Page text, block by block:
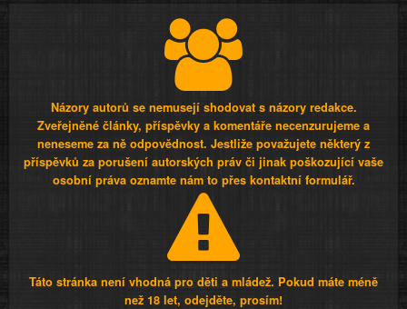
Názory autorů se nemusejí shodovat s názory redakce.
Zveřejněné články, příspěvky a komentáře necenzurujeme a
neneseme za ně odpovědnost. Jestliže považujete některý z
příspěvků za porušení autorských práv či jinak poškozující vaše
osobní práva oznamte nám to přes kontaktní formulář.
Táto stránka není vhodná pro děti a mládež. Pokud máte méně
než 18 let, odejděte, prosím!